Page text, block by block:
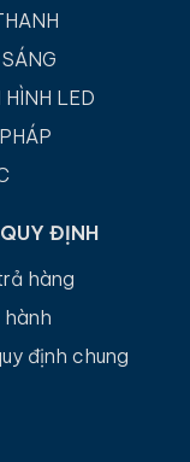
HÌNH LED
ĐỊNH
hàng
định chung